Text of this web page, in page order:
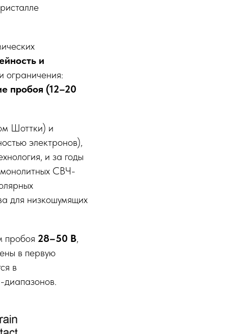
и
ограничения:
пробоя (12–20
Шоттки) и
электронов),
и за годы
монолитных СВЧ-
для низкошумящих
пробоя 28–50 В,
в первую
в
диапазонов.